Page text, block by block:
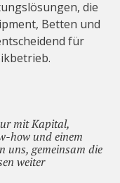
die
Betten und
für
mit Kapital,
how und einem
uns, gemeinsam die
weiter